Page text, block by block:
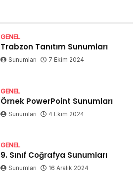
GENEL
Trabzon Tanıtım Sunumları
Sunumları 7 Ekim 2024
GENEL
Örnek PowerPoint Sunumları
Sunumları 4 Ekim 2024
GENEL
9. Sınıf Coğrafya Sunumları
Sunumları 16 Aralık 2024